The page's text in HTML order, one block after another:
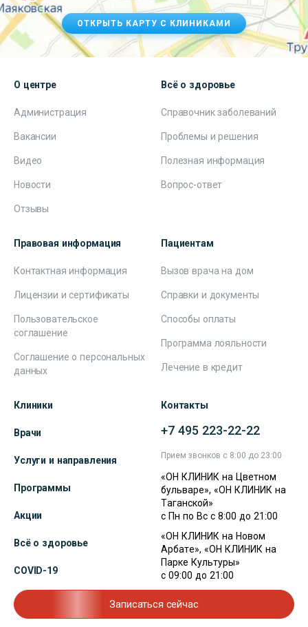
ОТКРЫТЬ КАРТУ С КЛИНИКАМИ
О центре
Администрация
Вакансии
Видео
Новости
Отзывы
Всё о здоровье
Справочник заболеваний
Проблемы и решения
Полезная информация
Вопрос-ответ
Правовая информация
Контактная информация
Лицензии и сертификаты
Пользовательское
соглашение
Соглашение о персональных
данных
Пациентам
Вызов врача на дом
Справки и документы
Способы оплаты
Программа лояльности
Лечение в кредит
Клиники
Врачи
Услуги и направления
Программы
Акции
Всё о здоровье
COVID-19
Контакты
+7 495 223-22-22
Прием звонков с 8:00 до 23:00
«ОН КЛИНИК на Цветном
бульваре», «ОН КЛИНИК на
Таганской»
с Пн по Вс с 8:00 до 21:00
«ОН КЛИНИК на Новом
Арбате», «ОН КЛИНИК на
Парке Культуры»
с 09:00 до 21:00
Записаться сейчас